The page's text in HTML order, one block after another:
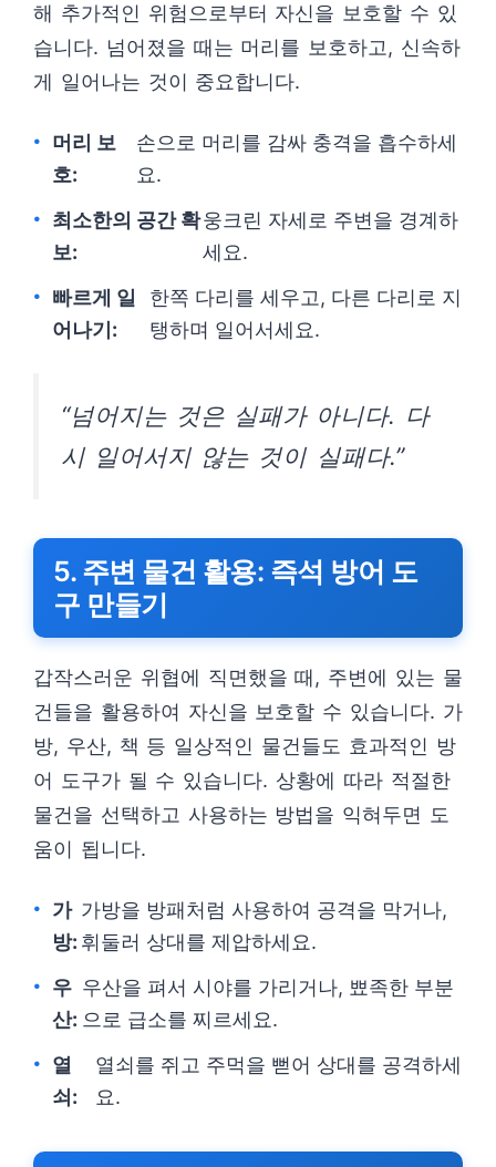
해 추가적인 위험으로부터 자신을 보호할 수 있
습니다. 넘어졌을 때는 머리를 보호하고, 신속하
게 일어나는 것이 중요합니다.
머리 보
호:
손으로 머리를 감싸 충격을 흡수하세
요.
최소한의 공간 확
보:
웅크린 자세로 주변을 경계하
세요.
빠르게 일
어나기:
한쪽 다리를 세우고, 다른 다리로 지
탱하며 일어서세요.
“넘어지는 것은 실패가 아니다. 다
시 일어서지 않는 것이 실패다.”
5. 주변 물건 활용: 즉석 방어 도
구 만들기
갑작스러운 위협에 직면했을 때, 주변에 있는 물
건들을 활용하여 자신을 보호할 수 있습니다. 가
방, 우산, 책 등 일상적인 물건들도 효과적인 방
어 도구가 될 수 있습니다. 상황에 따라 적절한
물건을 선택하고 사용하는 방법을 익혀두면 도
움이 됩니다.
가
방:
가방을 방패처럼 사용하여 공격을 막거나,
휘둘러 상대를 제압하세요.
우
산:
우산을 펴서 시야를 가리거나, 뾰족한 부분
으로 급소를 찌르세요.
열
쇠:
열쇠를 쥐고 주먹을 뻗어 상대를 공격하세
요.